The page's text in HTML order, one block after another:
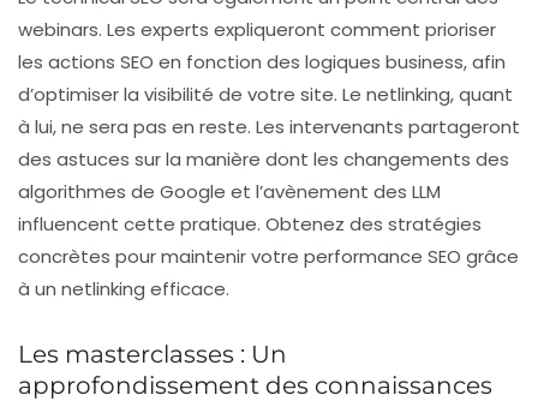
webinars. Les experts expliqueront comment prioriser
les actions SEO en fonction des logiques business, afin
d’optimiser la visibilité de votre site. Le netlinking, quant
à lui, ne sera pas en reste. Les intervenants partageront
des astuces sur la manière dont les changements des
algorithmes de Google et l’avènement des LLM
influencent cette pratique. Obtenez des stratégies
concrètes pour maintenir votre performance SEO grâce
à un netlinking efficace.
Les masterclasses : Un
approfondissement des connaissances